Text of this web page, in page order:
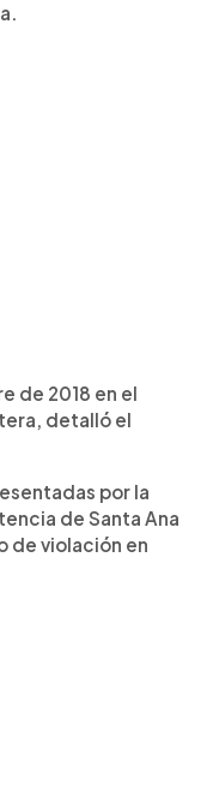
de 2018 en el
detalló el
por la
de Santa Ana
de violación en